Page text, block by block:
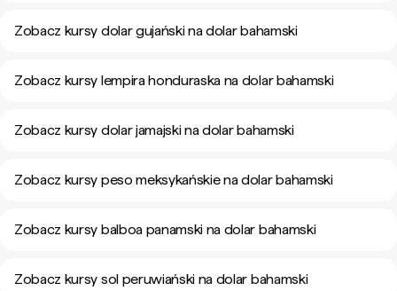
Zobacz kursy dolar gujański na dolar bahamski
Zobacz kursy lempira honduraska na dolar bahamski
Zobacz kursy dolar jamajski na dolar bahamski
Zobacz kursy peso meksykańskie na dolar bahamski
Zobacz kursy balboa panamski na dolar bahamski
Zobacz kursy sol peruwiański na dolar bahamski